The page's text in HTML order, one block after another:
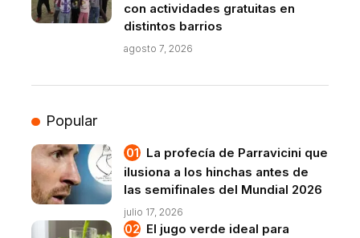
con actividades gratuitas en
distintos barrios
agosto 7, 2026
Popular
La profecía de Parravicini que
ilusiona a los hinchas antes de
las semifinales del Mundial 2026
julio 17, 2026
El jugo verde ideal para